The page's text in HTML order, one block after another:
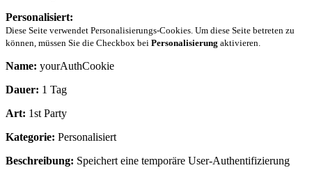
Personalisiert:
Diese Seite verwendet Personalisierungs-Cookies. Um diese Seite betreten zu
können, müssen Sie die Checkbox bei Personalisierung aktivieren.
Name: yourAuthCookie
Dauer: 1 Tag
Art: 1st Party
Kategorie: Personalisiert
Beschreibung: Speichert eine temporäre User-Authentifizierung